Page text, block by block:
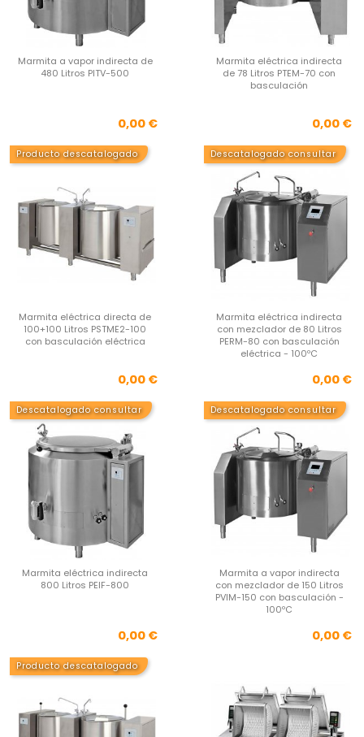
Marmita a vapor indirecta de
480 Litros PITV-500
Precio
0,00 €
Marmita eléctrica indirecta
de 78 Litros PTEM-70 con
basculación
0,00 €
Producto descatalogado
Marmita eléctrica directa de
100+100 Litros PSTME2-100
con basculación eléctrica
Precio
0,00 €
Descatalogado consultar
Marmita eléctrica indirecta
con mezclador de 80 Litros
PERM-80 con basculación
eléctrica - 100ºC
0,00 €
Descatalogado consultar
Marmita eléctrica indirecta
800 Litros PEIF-800
Precio
0,00 €
Descatalogado consultar
Marmita a vapor indirecta
con mezclador de 150 Litros
PVIM-150 con basculación -
100ºC
0,00 €
Producto descatalogado